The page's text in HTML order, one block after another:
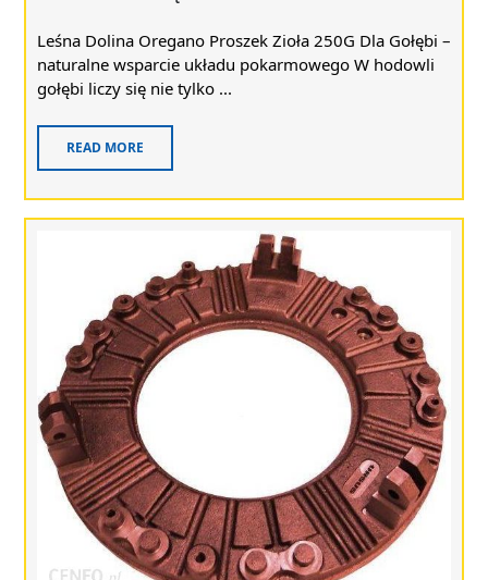
Leśna Dolina Oregano Proszek Zioła 250G Dla Gołębi –
naturalne wsparcie układu pokarmowego W hodowli
gołębi liczy się nie tylko ...
READ MORE